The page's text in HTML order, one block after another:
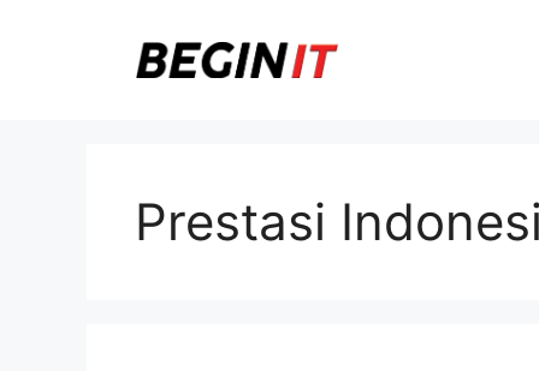
Prestasi